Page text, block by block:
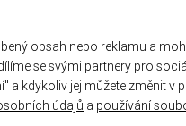
obsah nebo reklamu a
se svými partnery pro
a kdykoliv jej můžete změnit v
údajů a používání